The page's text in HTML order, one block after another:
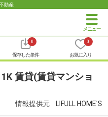
動産
0
保存した条件
0
お気に入り
賃貸(賃貸マンショ
情報提供元 LIFULL HOME'S